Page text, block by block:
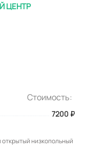
ЦЕНТР
Стоимость:
7200 ₽
низкопольный